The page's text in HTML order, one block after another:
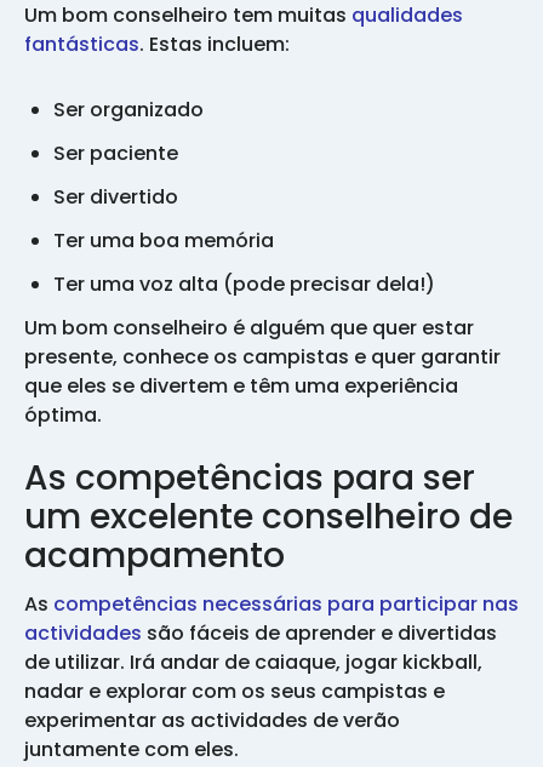
Um bom conselheiro tem muitas qualidades
fantásticas. Estas incluem:
Ser organizado
Ser paciente
Ser divertido
Ter uma boa memória
Ter uma voz alta (pode precisar dela!)
Um bom conselheiro é alguém que quer estar
presente, conhece os campistas e quer garantir
que eles se divertem e têm uma experiência
óptima.
As competências para ser
um excelente conselheiro de
acampamento
As competências necessárias para participar nas
actividades são fáceis de aprender e divertidas
de utilizar. Irá andar de caiaque, jogar kickball,
nadar e explorar com os seus campistas e
experimentar as actividades de verão
juntamente com eles.